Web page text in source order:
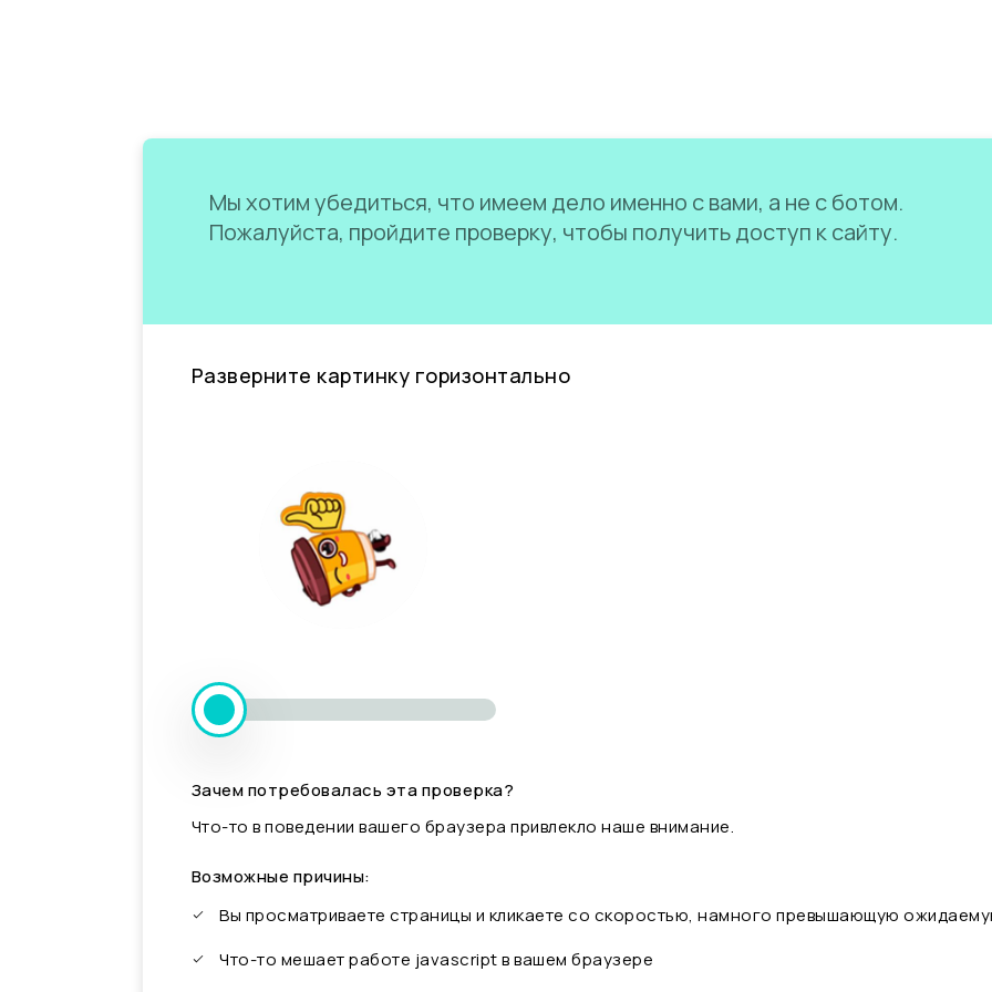
Мы хотим убедиться, что имеем дело именно с вами, а не с ботом.
Пожалуйста, пройдите проверку, чтобы получить доступ к сайту.
Разверните картинку горизонтально
Зачем потребовалась эта проверка?
Что-то в поведении вашего браузера привлекло наше внимание.
Возможные причины:
Вы просматриваете страницы и кликаете со скоростью, намного превышающую
Что-то мешает работе javascript в вашем браузере